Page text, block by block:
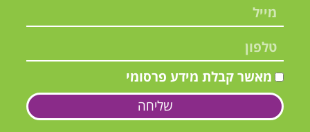
מאשר קבלת מידע פרסומי
שליחה